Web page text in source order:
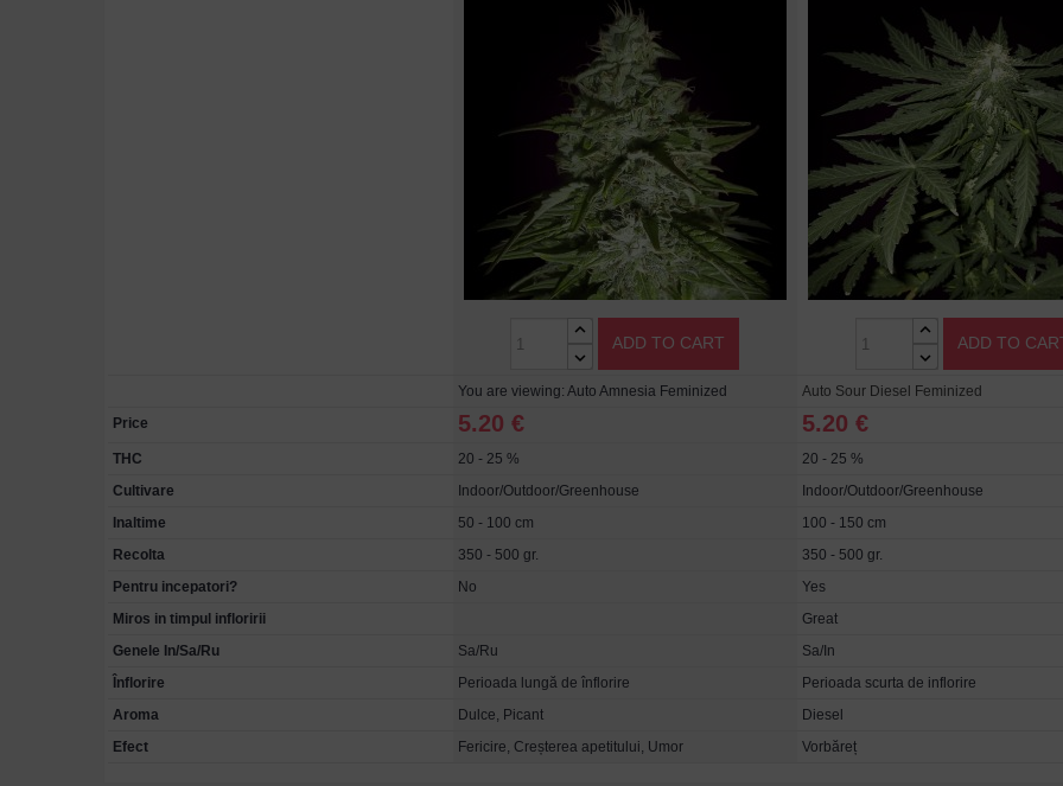
ADD TO CART ADD TO
You are viewing: Auto Amnesia Feminized Auto Sour Diesel Feminized
Price
5.20 € 5.20 €
THC 20 - 25 % 20 - 25 %
Cultivare
Indoor/Outdoor/Greenhouse Indoor/Outdoor/Greenhouse
Inaltime
50 - 100 cm 100 - 150 cm
Recolta
350 - 500 gr. 350 - 500 gr.
Pentru incepatori?
No Yes
Miros in timpul infloririi
Great
Genele In/Sa/Ru
Sa/Ru Sa/In
Înflorire
Perioada lungă de înflorire Perioada scurta de inflorire
Aroma
Dulce, Picant Diesel
Efect
Fericire, Creșterea apetitului, Umor Vorbăreț